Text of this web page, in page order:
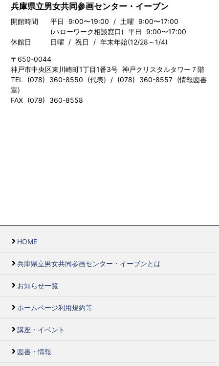
兵庫県立男女共同参画センター・イーブン
開館時間
平日 9:00〜19:00 / 土曜 9:00〜17:00
(ハローワーク相談窓口) 平日 9:00〜17:00
休館日
日曜 / 祝日 / 年末年始(12/28～1/4)
〒650-0044
神戸市中央区東川崎町1丁目1番3号 神戸クリスタルタワー７階
TEL (078) 360-8550 (代表) / (078) 360-8557 (情報図書
室)
FAX (078) 360-8558
HOME
兵庫県立男女共同参画センター・イーブンとは
お知らせ一覧
ホームページ利用規約等
講座・イベント
図書・情報